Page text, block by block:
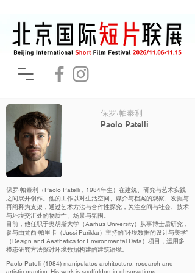
保罗·帕泰利
Paolo Patelli
保罗·帕泰利（Paolo Patelli，1984年生）在建筑、研究与艺术实践
之间展开创作。他的工作以对生活空间、媒介与档案的观察、发掘与
再阐释为支架，通过艺术方法与合作性探究，关注空间与社会、技术
与环境交汇处的物质性、场景与氛围。
目前，他任职于奥胡斯大学（Aarhus University）从事博士后研究，
参与由尤西·帕里卡（Jussi Parikka）主持的“环境数据的设计与美学”
（Design and Aesthetics for Environmental Data）项目，运用多
模态研究方法探讨环境数据构建的建筑语境。
Paolo Patelli (1984) manipulates architecture, research and